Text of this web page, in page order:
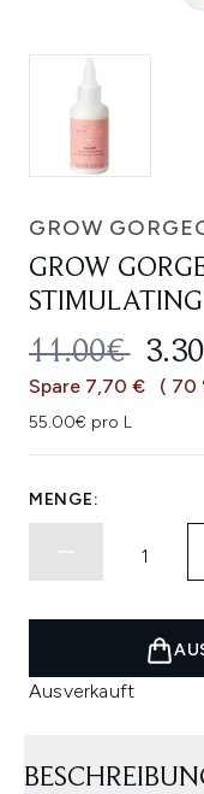
GROW
GROW
11.00€
Spare 7,70 € ( 70
55.00€ pro L
MENGE:
Ausverkauft